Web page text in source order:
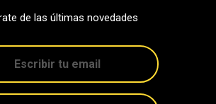
de las últimas novedades